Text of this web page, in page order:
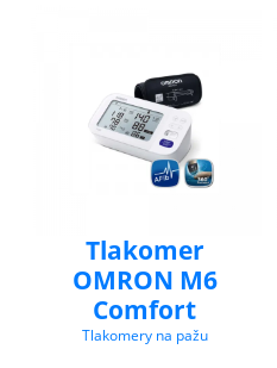
Tlakomer
OMRON M6
Comfort
Tlakomery na pažu